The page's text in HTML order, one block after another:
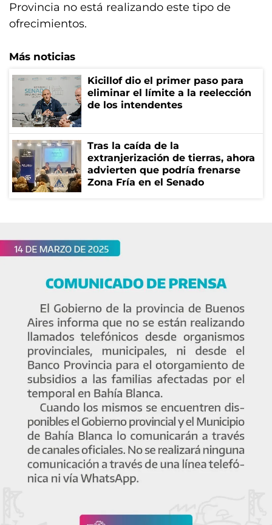
Provincia no está realizando este tipo de
ofrecimientos.
Más noticias
Kicillof dio el primer paso para
eliminar el límite a la reelección
de los intendentes
Tras la caída de la
extranjerización de tierras, ahora
advierten que podría frenarse
Zona Fría en el Senado